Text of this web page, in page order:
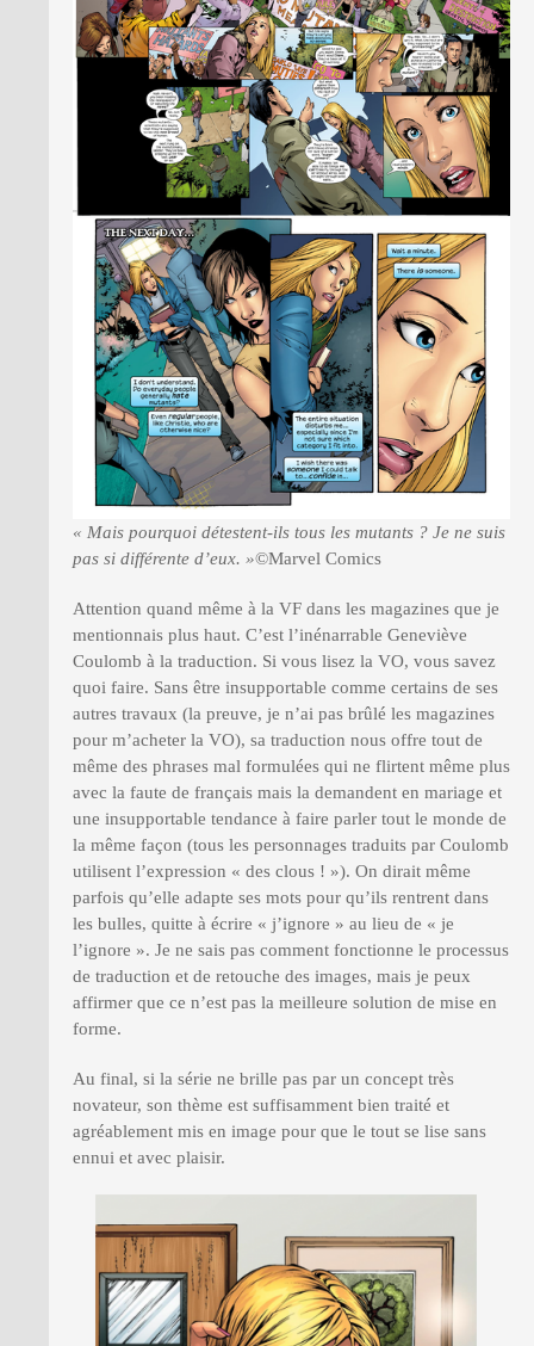
« Mais pourquoi détestent-ils tous les mutants ? Je ne suis
pas si différente d’eux. »©Marvel Comics
Attention quand même à la VF dans les magazines que je
mentionnais plus haut. C’est l’inénarrable Geneviève
Coulomb à la traduction. Si vous lisez la VO, vous savez
quoi faire. Sans être insupportable comme certains de ses
autres travaux (la preuve, je n’ai pas brûlé les magazines
pour m’acheter la VO), sa traduction nous offre tout de
même des phrases mal formulées qui ne flirtent même plus
avec la faute de français mais la demandent en mariage et
une insupportable tendance à faire parler tout le monde de
la même façon (tous les personnages traduits par Coulomb
utilisent l’expression « des clous ! »). On dirait même
parfois qu’elle adapte ses mots pour qu’ils rentrent dans
les bulles, quitte à écrire « j’ignore » au lieu de « je
l’ignore ». Je ne sais pas comment fonctionne le processus
de traduction et de retouche des images, mais je peux
affirmer que ce n’est pas la meilleure solution de mise en
forme.
Au final, si la série ne brille pas par un concept très
novateur, son thème est suffisamment bien traité et
agréablement mis en image pour que le tout se lise sans
ennui et avec plaisir.